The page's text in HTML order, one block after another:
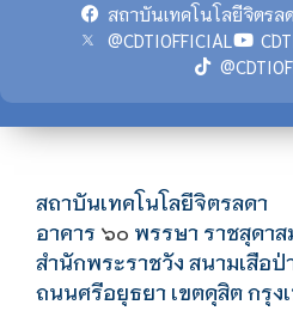
สถาบันเทคโนโลยีจิตรล
@CDTIOFFICIAL
สถาบันเทคโนโลยีจิตรลดา
อาคาร ๖๐ พรรษา ราชสุดา
สำนักพระราชวัง สนามเสือป่
ถนนศรีอยุธยา เขตดุสิต กรุง